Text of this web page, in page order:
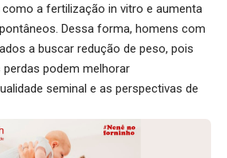
a fertilização in vitro e aumenta
Dessa forma, homens com
a buscar redução de peso, pois
podem melhorar
seminal e as perspectivas de